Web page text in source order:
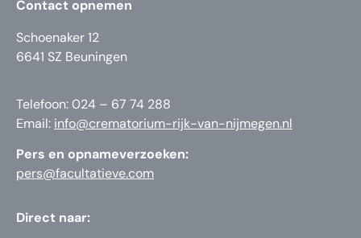
Contact opnemen
Schoenaker 12
6641 SZ Beuningen
Telefoon: 024 – 67 74 288
Email: info@crematorium-rijk-van-nijmegen.nl
Pers en opnameverzoeken:
pers@facultatieve.com
Direct naar: